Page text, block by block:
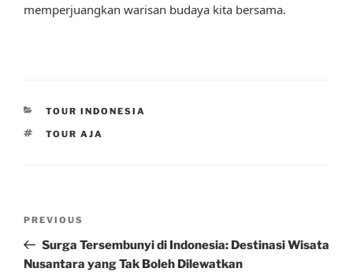
memperjuangkan warisan budaya kita bersama.
CATEGORIES
TOUR INDONESIA
TAGS
TOUR AJA
Previous
Post
PREVIOUS
Surga Tersembunyi di Indonesia: Destinasi Wisata
Nusantara yang Tak Boleh Dilewatkan